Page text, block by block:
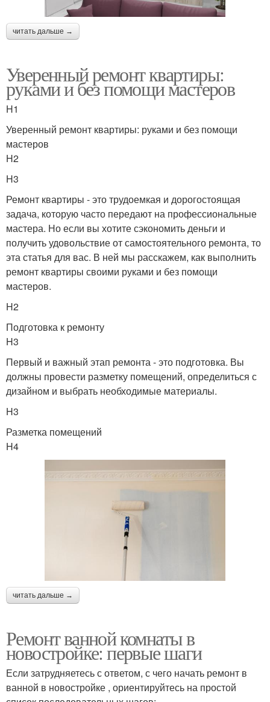
читать дальше →
Уверенный ремонт квартиры:
руками и без помощи мастеров
H1
Уверенный ремонт квартиры: руками и без помощи
мастеров
H2
H3
Ремонт квартиры - это трудоемкая и дорогостоящая
задача, которую часто передают на профессиональные
мастера. Но если вы хотите сэкономить деньги и
получить удовольствие от самостоятельного ремонта, то
эта статья для вас. В ней мы расскажем, как выполнить
ремонт квартиры своими руками и без помощи
мастеров.
H2
Подготовка к ремонту
H3
Первый и важный этап ремонта - это подготовка. Вы
должны провести разметку помещений, определиться с
дизайном и выбрать необходимые материалы.
H3
Разметка помещений
H4
читать дальше →
Ремонт ванной комнаты в
новостройке: первые шаги
Если затрудняетесь с ответом, с чего начать ремонт в
ванной в новостройке , ориентируйтесь на простой